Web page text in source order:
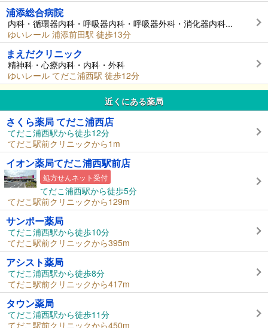
浦添総合病院
内科・循環器内科・呼吸器内科・呼吸器外科・消化器内科...
ゆいレール 浦添前田駅 徒歩13分
まえだクリニック
精神科・心療内科・内科・外科
ゆいレール てだこ浦西駅 徒歩12分
近くにある薬局
さくら薬局 てだこ浦西店
てだこ浦西駅から徒歩12分
てだこ駅前クリニックから1m
イオン薬局てだこ浦西駅前店
処方せんネット受付
てだこ浦西駅から徒歩5分
てだこ駅前クリニックから129m
サンポー薬局
てだこ浦西駅から徒歩10分
てだこ駅前クリニックから395m
アシスト薬局
てだこ浦西駅から徒歩8分
てだこ駅前クリニックから417m
タウン薬局
てだこ浦西駅から徒歩11分
てだこ駅前クリニックから450m